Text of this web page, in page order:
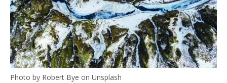
Photo by Robert Bye on Unsplash